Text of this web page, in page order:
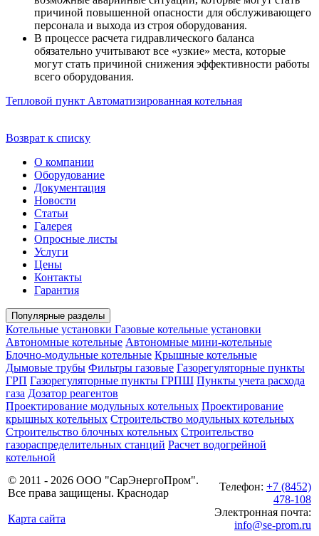
причиной повышенной опасности для обслуживающего
персонала и выхода из строя оборудования.
В процессе расчета гидравлического баланса
обязательно учитывают все «узкие» места, которые
могут стать причиной снижения эффективности работы
всего оборудования.
Тепловой пункт Автоматизированная котельная
Возврат к списку
О компании
Оборудование
Документация
Новости
Статьи
Галерея
Опросные листы
Услуги
Цены
Контакты
Гарантия
Популярные разделы
Котельные установки Газовые котельные установки
Автономные котельные Автономные мини-котельные
Блочно-модульные котельные Крышные котельные
Дымовые трубы Фильтры газовые Газорегуляторные пункты
ГРП Газорегуляторные пункты ГРПШ Пункты учета расхода
газа Дозатор реагентов
Проектирование модульных котельных Проектирование
крышных котельных Строительство модульных котельных
Строительство блочных котельных Строительство
газораспределительных станций Расчет водогрейной
котельной
© 2011 - 2026 ООО "СарЭнергоПром".
Все права защищены. Краснодар
Карта сайта
Телефон: +7 (8452)
478-108
Электронная почта:
info@se-prom.ru